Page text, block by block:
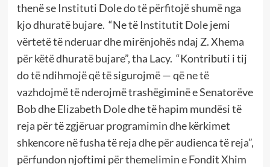
thenë se Instituti Dole do të përfitojë shumë nga
kjo dhuratë bujare. “Ne të Institutit Dole jemi
vërtetë të nderuar dhe mirënjohës ndaj Z. Xhema
për këtë dhuratë bujare”, tha Lacy. “Kontributi i tij
do të ndihmojë që të sigurojmë — që ne të
vazhdojmë të nderojmë trashëgiminë e Senatorëve
Bob dhe Elizabeth Dole dhe të hapim mundësi të
reja për të zgjëruar programimin dhe kërkimet
shkencore në fusha të reja dhe për audienca të reja”,
përfundon njoftimi për themelimin e Fondit Xhim